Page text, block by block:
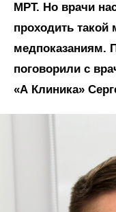
МРТ. Но врачи
проходить такой
медпоказаниям.
поговорили с
«А Клиника»